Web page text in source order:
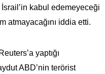
kabul edemeyeceği
atmayacağını iddia etti.
yaptığı
ABD’nin terörist